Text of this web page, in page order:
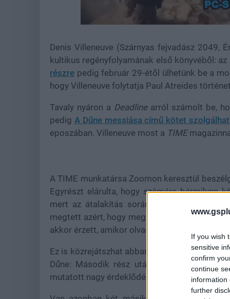
If you wish
sensitive
confirm
continue
information
further
44.88%
Denis Villeneuve (Szárnyas fejvadász 2049,
kultikus regényfolyamának első könyvéből:
részre pedig február 29-étől ülhetünk be a
hogy Villeneuve folytatja Paul Atreides
Tavaly nyáron a Deadlinearról számolt be,
pedig A Dűne messiása című kötet szolgálhat
eposzában. Villeneuve most a TIME
A TIME munkatársa Zoomon keresztül
Egyrészt elárulta, hogy számára bármilyen
mert az átalakítás során pusztítasz. És bár
megtett azért, hogy megőrizze a könyv
akkor érzett, amikor olvasta az alkotást.
Ez is közrejátszhat abban, hogy bevallása
Dűne: Második rész után még egyet
mutatott nagy érdeklődést aziránt, hogy